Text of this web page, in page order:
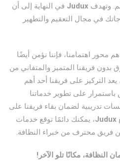
وتهدف Judux في النهاية إلى أن
في مجال التعقيم والتطهير
محور اهتمامنا، فإننا نؤمن أيضًا
بدون فريقنا المتميز والمتفاني من
التركيز على فريقنا أحد أهم
على تطوير خدماتنا
تدريبية لضمان بقاء فريقنا على
Judux، يمكنك دائمًا توقع خدمات
فريق محترف من خبراء النظافة.
النظافة، مكانًا تلو الآخر!